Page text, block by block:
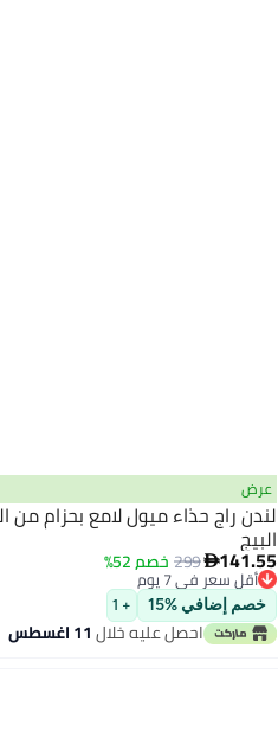
عرض
لندن راج حذاء ميول لامع بحزام من
البيج
141.55
299خصم 52%
أقل سعر في 7 يوم
أقل سعر في 7 يوم
خصم إضافي %15 + 1
احصل عليه خلال11 اغسطس